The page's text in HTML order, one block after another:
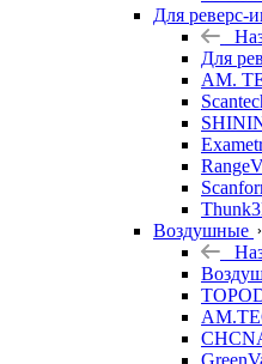
Для реверс-
Для
AM.
Воздушные